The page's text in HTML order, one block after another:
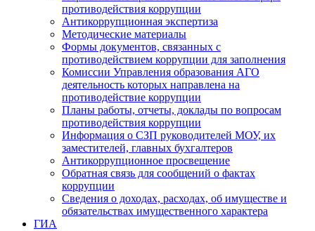
противодействия коррупции
Антикоррупционная экспертиза
Методические материалы
Формы документов, связанных с
противодействием коррупции для заполнения
Комиссии Управления образования АГО
деятельность которых направлена на
противодействие коррупции
Планы работы, отчеты, доклады по вопросам
противодействия коррупции
Информация о СЗП руководителей МОУ, их
заместителей, главных бухгалтеров
Антикоррупционное просвещение
Обратная связь для сообщений о фактах
коррупции
Сведения о доходах, расходах, об имуществе и
обязательствах имущественного характера
ГИА